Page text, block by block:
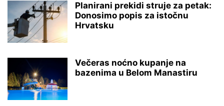
Planirani prekidi struje za petak:
Donosimo popis za istočnu
Hrvatsku
Večeras noćno kupanje na
bazenima u Belom Manastiru